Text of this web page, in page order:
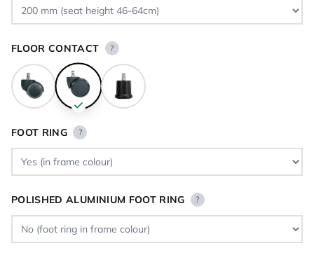
FLOOR CONTACT ?
FOOT RING ?
POLISHED ALUMINIUM FOOT RING ?